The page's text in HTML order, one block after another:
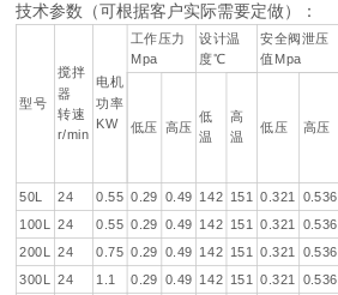
技术参数（可根据客户实际需要定做）：
型号
搅拌
器
转速
r/min
电机
功率
KW
工作压力
Mpa
设计温
度℃
安全阀泄压
值 Mpa
低压 高压
低
温
高
温
低压 高压
50L 24 0.55 0.29 0.49 142 151 0.321 0.536
100L
24 0.55 0.29 0.49 142 151 0.321 0.536
200L 24 0.75 0.29 0.49 142 151 0.321 0.536
300L 24 1.1 0.29 0.49 142 151 0.321 0.536